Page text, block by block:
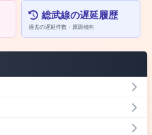
総武線の遅延履歴
過去の遅延件数・原因傾向